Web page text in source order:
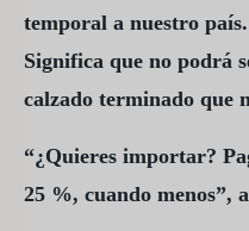
temporal a nuestro
Significa que no podrá
calzado terminado que
“¿Quieres importar?
25 %, cuando menos”,